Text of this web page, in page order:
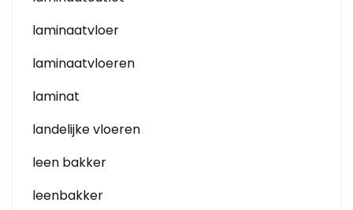
laminaatvloer
laminaatvloeren
laminat
landelijke vloeren
leen bakker
leenbakker